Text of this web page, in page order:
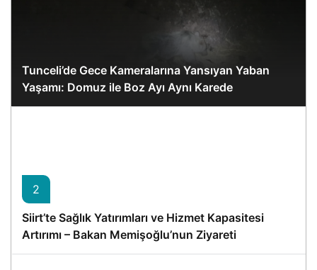
Tunceli’de Gece Kameralarına Yansıyan Yaban
Yaşamı: Domuz ile Boz Ayı Aynı Karede
2
Siirt’te Sağlık Yatırımları ve Hizmet Kapasitesi
Artırımı – Bakan Memişoğlu’nun Ziyareti